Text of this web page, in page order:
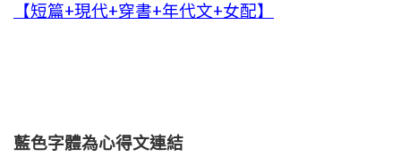
【短篇+現代+穿書+年代文+女配】
藍色字體為心得文連結